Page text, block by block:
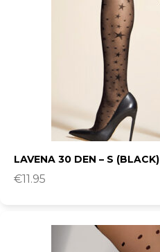
LAVENA 30 DEN – S (BLACK)
€11.95